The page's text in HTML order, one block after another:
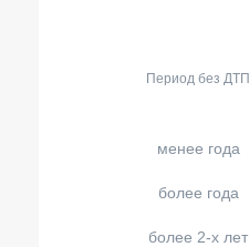
Период без ДТП
менее года
более года
более 2-х лет